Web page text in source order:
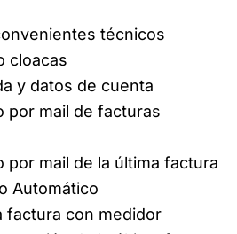
técnicos
cloacas
y datos de cuenta
por mail de facturas
por mail de la última factura
Automático
factura con medidor